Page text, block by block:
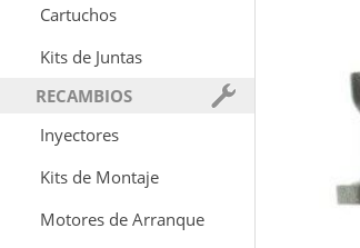
Cartuchos
Kits de Juntas
RECAMBIOS
Inyectores
Kits de Montaje
Motores de Arranque